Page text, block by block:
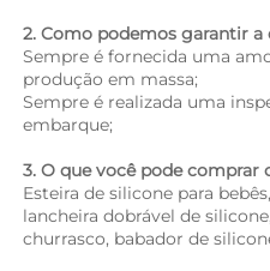
2. Como podemos garantir a
Sempre é fornecida uma
produção em massa;
Sempre é realizada uma
embarque;
3. O que você pode comprar
Esteira de silicone para
lancheira dobrável de
churrasco, babador de